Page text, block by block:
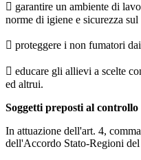
 garantire un ambiente di
norme di igiene e sicurezza
 proteggere i non fumatori
 educare gli allievi a scelte
ed altrui.
Soggetti preposti al
In attuazione dell'art. 4,
dell'Accordo Stato-Regioni del